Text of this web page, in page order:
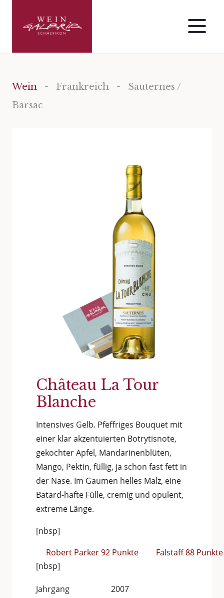
Wein - Frankreich - Sauternes /
Barsac
Château La Tour
Blanche
Intensives Gelb. Pfeffriges Bouquet mit
einer klar akzentuierten Botrytisnote,
gekochter Apfel, Mandarinenblüten,
Mango, Pektin, füllig, ja schon fast fett in
der Nase. Im Gaumen helles Malz, eine
Batard-hafte Fülle, cremig und opulent,
extreme Länge.
[nbsp]
Robert Parker 92 Punkte
Falstaff 88 Punkte
[nbsp]
Jahrgang 2007